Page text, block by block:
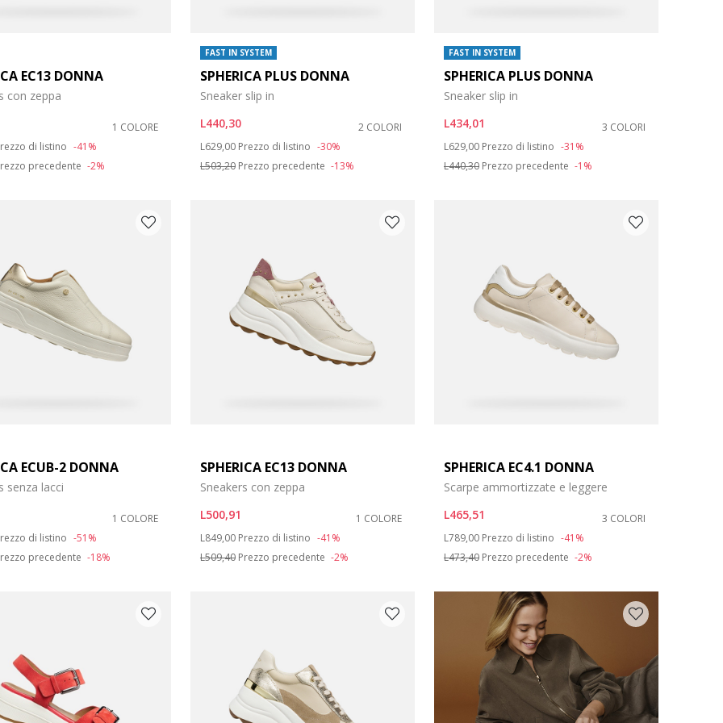
EC13 DONNA
con zeppa
1 COLORE
from
di listino -41%
precedente -2%
FAST IN SYSTEM
SPHERICA PLUS DONNA
Sneaker slip in
L440,30
2 COLORI
Price reduced from
L629,00 to
Prezzo di listino -30%
L503,20Prezzo precedente -13%
FAST IN SYSTEM
SPHERICA PLUS DONNA
Sneaker slip in
L434,01
3 COLORI
Price reduced from
L629,00 to
Prezzo di listino -31%
L440,30Prezzo precedente -1%
ECUB-2 DONNA
senza lacci
1 COLORE
from
di listino -51%
precedente -18%
SPHERICA EC13 DONNA
Sneakers con zeppa
L500,91
1 COLORE
Price reduced from
L849,00 to
Prezzo di listino -41%
L509,40Prezzo precedente -2%
SPHERICA EC4.1 DONNA
Scarpe ammortizzate e leggere
L465,51
3 COLORI
Price reduced from
L789,00 to
Prezzo di listino -41%
L473,40Prezzo precedente -2%